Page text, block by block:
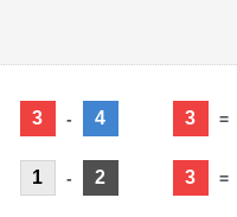
3 - 4
1 - 2
3 =
3 =